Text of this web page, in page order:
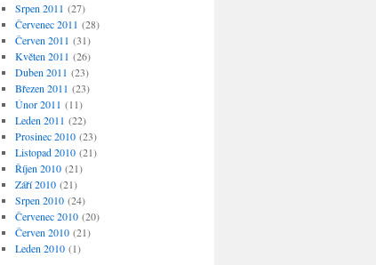
Srpen 2011 (27)
Červenec 2011 (28)
Červen 2011 (31)
Květen 2011 (26)
Duben 2011 (23)
Březen 2011 (23)
Únor 2011 (11)
Leden 2011 (22)
Prosinec 2010(23)
Listopad 2010(21)
Říjen 2010(21)
Září 2010(21)
Srpen 2010(24)
Červenec 2010(20)
Červen 2010(21)
Leden 2010(1)